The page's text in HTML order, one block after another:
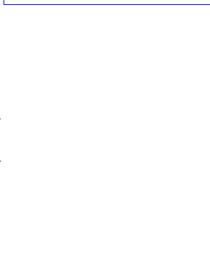
るものとして「True North」（真北）と